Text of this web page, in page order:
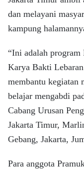
dan melayani
kampung
“Ini adalah program
Karya Bakti
membantu kegiatan
belajar mengabdi
Cabang Urusan
Jakarta Timur,
Gebang, Jakarta,
Para anggota